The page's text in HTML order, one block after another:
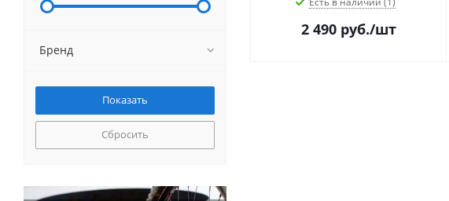
2 490 руб./шт
Бренд
Сбросить